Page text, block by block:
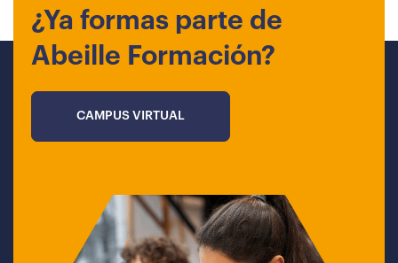
¿Ya formas parte de
Abeille Formación?
CAMPUS VIRTUAL